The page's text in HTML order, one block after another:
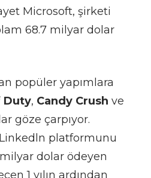
Microsoft, şirketi
68.7 milyar dolar
popüler yapımlara
Duty, Candy Crush ve
göze çarpıyor.
platformunu
dolar ödeyen
1 yılın ardından